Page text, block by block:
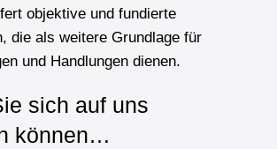
objektive und fundierte
die als weitere Grundlage für
und Handlungen dienen.
sich auf uns
können…